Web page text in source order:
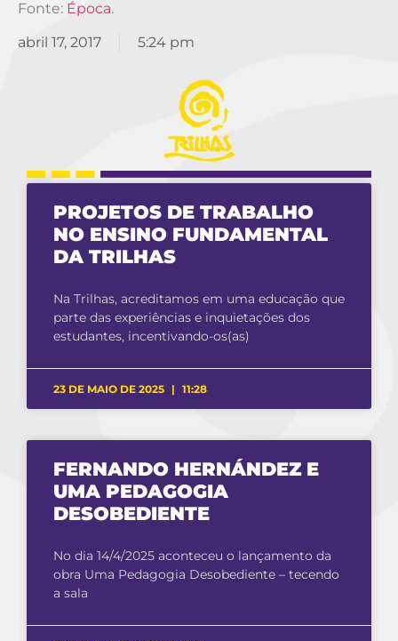
Fonte: Época.
abril 17, 2017 5:24 pm
PROJETOS DE TRABALHO
NO ENSINO FUNDAMENTAL
DA TRILHAS
Na Trilhas, acreditamos em uma educação que
parte das experiências e inquietações dos
estudantes, incentivando-os(as)
23 DE MAIO DE 2025 11:28
FERNANDO HERNÁNDEZ E
UMA PEDAGOGIA
DESOBEDIENTE
No dia 14/4/2025 aconteceu o lançamento da
obra Uma Pedagogia Desobediente – tecendo
a sala